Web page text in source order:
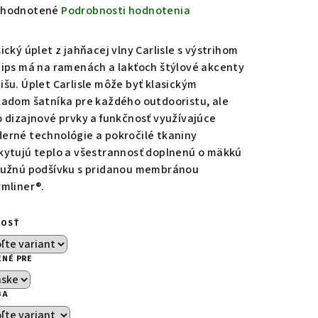
Podrobnosti hodnotenia
úplet z jahňacej vlny Carlisle s výstrihom
má na ramenách a lakťoch štýlové akcenty
Úplet Carlisle môže byť klasickým
šatníka pre každého outdooristu, ale
dizajnové prvky a funkčnosť využívajúce
technológie a pokročilé tkaniny
teplo a všestrannosť doplnenú o mäkkú
podšívku s pridanou membránou
PRE